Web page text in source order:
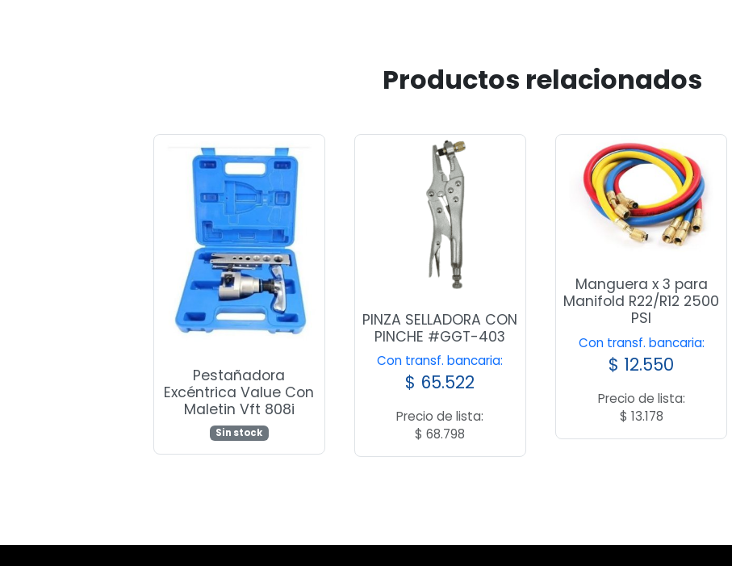
Productos relacionados
Pestañadora
Excéntrica Value Con
Maletin Vft 808i
Sin stock
PINZA SELLADORA CON
PINCHE #GGT-403
Con transf. bancaria:
$ 65.522
Precio de lista:
$ 68.798
Manguera x 3 para
Manifold R22/R12 2500
PSI
Con transf. bancaria:
$ 12.550
Precio de lista:
$ 13.178